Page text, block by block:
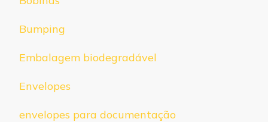
Bumping
Embalagem biodegradável
Envelopes
envelopes para documentação